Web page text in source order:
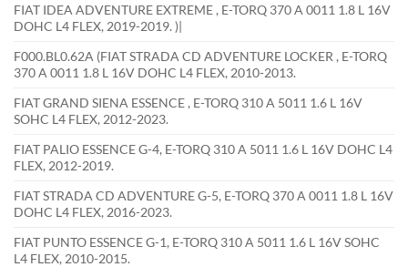
FIAT IDEA ADVENTURE EXTREME , E-TORQ 370 A 0011 1.8 L 16V
DOHC L4 FLEX, 2019-2019. )|
F000.BL0.62A (FIAT STRADA CD ADVENTURE LOCKER , E-TORQ
370 A 0011 1.8 L 16V DOHC L4 FLEX, 2010-2013.
FIAT GRAND SIENA ESSENCE , E-TORQ 310 A 5011 1.6 L 16V
SOHC L4 FLEX, 2012-2023.
FIAT PALIO ESSENCE G-4, E-TORQ 310 A 5011 1.6 L 16V DOHC L4
FLEX, 2012-2019.
FIAT STRADA CD ADVENTURE G-5, E-TORQ 370 A 0011 1.8 L 16V
DOHC L4 FLEX, 2016-2023.
FIAT PUNTO ESSENCE G-1, E-TORQ 310 A 5011 1.6 L 16V SOHC
L4 FLEX, 2010-2015.